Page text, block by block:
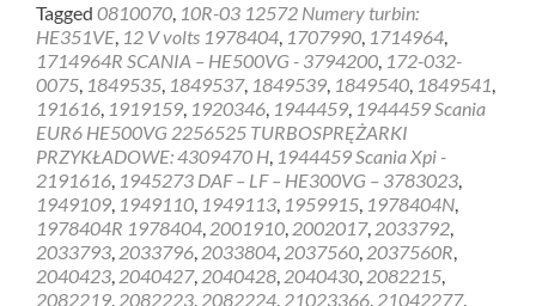
van
de
Tagged 0810070, 10R-03 12572 Numery turbin:
HE351VE, 12 V volts 1978404, 1707990, 1714964,
1714964R SCANIA – HE500VG - 3794200, 172-032-
0075, 1849535, 1849537, 1849539, 1849540, 1849541,
191616, 1919159, 1920346, 1944459, 1944459 Scania
EUR6 HE500VG 2256525 TURBOSPRĘŻARKI
PRZYKŁADOWE: 4309470 H, 1944459 Scania Xpi -
2191616, 1945273 DAF – LF – HE300VG – 3783023,
1949109, 1949110, 1949113, 1959915, 1978404N,
1978404R 1978404, 2001910, 2002017, 2033792,
2033793, 2033796, 2033804, 2037560, 2037560R,
2040423, 2040427, 2040428, 2040430, 2082215,
2082219, 2082223, 2082224, 21023366, 21042277,